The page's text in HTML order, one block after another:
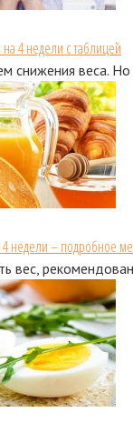
4 недели с таблицей
снижения веса.
4 недели – подробное
вес,